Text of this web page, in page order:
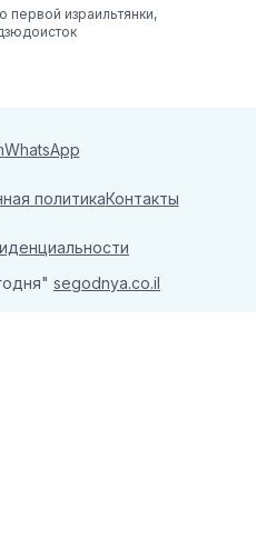
первой израильтянки,
WhatsApp
политикаКонтакты
segodnya.co.il